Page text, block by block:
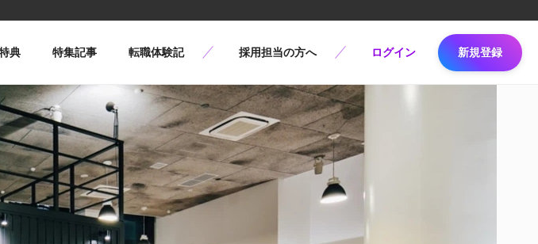
典 特集記事 転職体験記 採用担当の方へ ログイン 新規登録